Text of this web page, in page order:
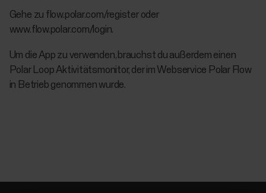
Gehe zu flow.polar.com/register oder
www.flow.polar.com/login.
Um die App zu verwenden, brauchst du außerdem einen
Polar Loop Aktivitätsmonitor, der im Webservice Polar Flow
in Betrieb genommen wurde.